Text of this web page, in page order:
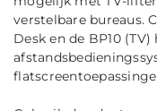
verstelbare bureaus.
Desk en de BP10